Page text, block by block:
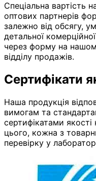
Спеціальна вартість
оптових партнерів
залежно від обсягу,
детальної
через форму на
відділу продажів.
Сертифікати
Наша продукція
вимогам та
сертифікатами
цього, кожна з
перевірку у